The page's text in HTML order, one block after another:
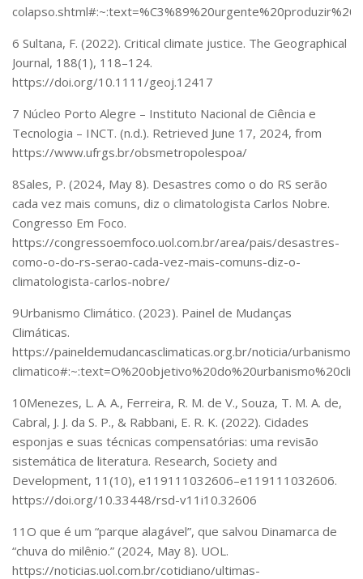
6 Sultana, F. (2022). Critical climate justice. The Geographical
Journal, 188(1), 118–124.
https://doi.org/10.1111/geoj.12417
7 Núcleo Porto Alegre – Instituto Nacional de Ciência e
Tecnologia – INCT. (n.d.). Retrieved June 17, 2024, from
https://www.ufrgs.br/obsmetropolespoa/
8Sales, P. (2024, May 8). Desastres como o do RS serão
cada vez mais comuns, diz o climatologista Carlos Nobre.
Congresso Em Foco.
https://congressoemfoco.uol.com.br/area/pais/desastres-
como-o-do-rs-serao-cada-vez-mais-comuns-diz-o-
climatologista-carlos-nobre/
9Urbanismo Climático. (2023). Painel de Mudanças
Climáticas.
https://paineldemudancasclimaticas.org.br/noticia/urbanismo-
10Menezes, L. A. A., Ferreira, R. M. de V., Souza, T. M. A. de,
Cabral, J. J. da S. P., & Rabbani, E. R. K. (2022). Cidades
esponjas e suas técnicas compensatórias: uma revisão
sistemática de literatura. Research, Society and
Development, 11 (10), e119111032606–e119111032606.
https://doi.org/10.33448/rsd-v11i10.32606
11 O que é um “parque alagável”, que salvou Dinamarca de
“chuva do milênio.” (2024, May 8). UOL.
https://noticias.uol.com.br/cotidiano/ultimas-